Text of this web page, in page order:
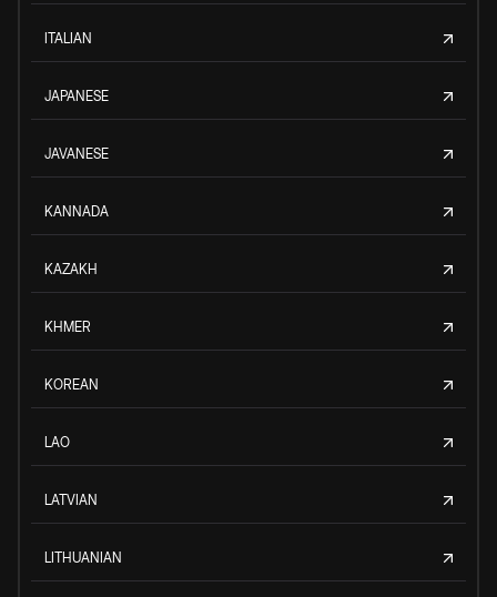
ITALIAN
JAPANESE
JAVANESE
KANNADA
KAZAKH
KHMER
KOREAN
LAO
LATVIAN
LITHUANIAN